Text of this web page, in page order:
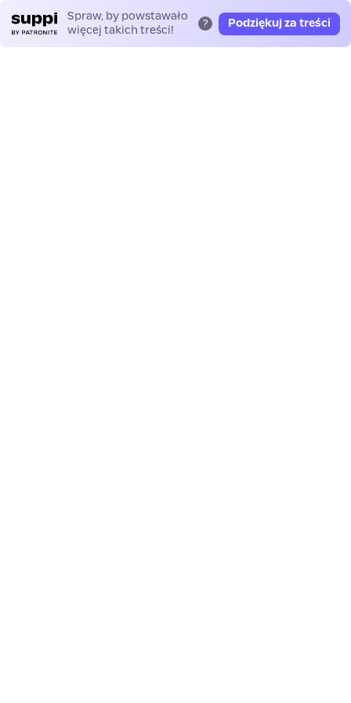
Spraw, by powstawało
więcej takich treści!
? Podziękuj za treści